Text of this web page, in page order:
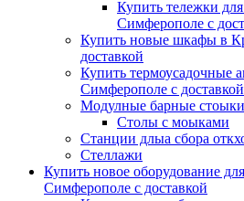
Купить тележки
Симферополе с
Купить новые шкафы в
доставкой
Купить термоусадочные
Симферополе с доставкой
Модулные барные стоыки
Столы с моыками
Станции длыа сбора
Стеллажи
Купить новое оборудование
Симферополе с доставкой